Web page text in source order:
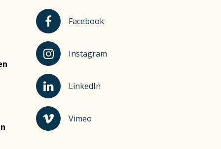
Kauhajoki Facebookissa
Facebook
Kauhajoki Instagramissa
Instagram
Kauhajoki LinkedInissä
LinkedIn
Kauhajoki Vimeossa
Vimeo